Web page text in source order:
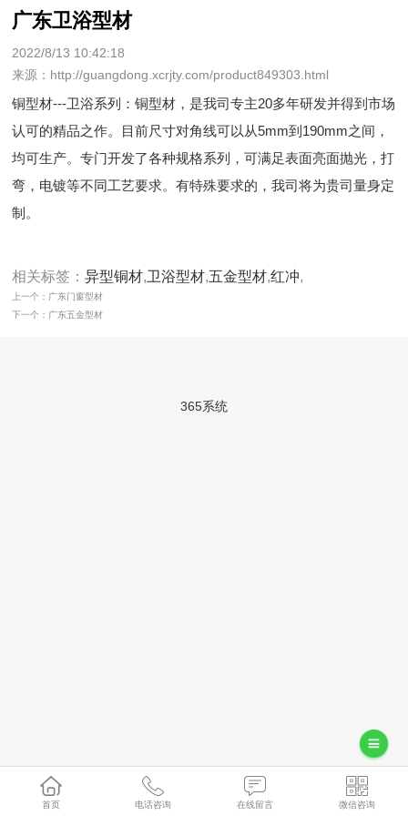
广东卫浴型材
2022/8/13 10:42:18
来源：http://guangdong.xcrjty.com/product849303.html
铜型材---卫浴系列：铜型材，是我司专主20多年研发并得到市场
认可的精品之作。目前尺寸对角线可以从5mm到190mm之间，
均可生产。专门开发了各种规格系列，可满足表面亮面抛光，打
弯，电镀等不同工艺要求。有特殊要求的，我司将为贵司量身定
制。
相关标签：异型铜材,卫浴型材,五金型材,红冲,
上一个：广东门窗型材
下一个：广东五金型材
365系统
首页 电话咨询 在线留言 微信咨询